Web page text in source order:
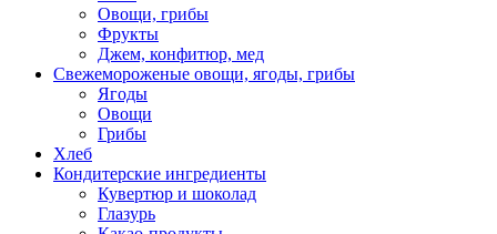
Овощи, грибы
Фрукты
Джем, конфитюр, мед
Свежемороженые овощи, ягоды, грибы
Ягоды
Овощи
Грибы
Хлеб
Кондитерские ингредиенты
Кувертюр и шоколад
Глазурь